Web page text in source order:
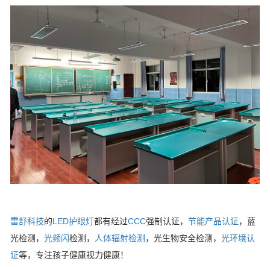
雷舒科技的LED护眼灯都有经过CCC强制认证， 节能产品认证，蓝
光检测， 光频闪检测， 人体辐射检测 ，光生物安全检测， 光环境认
证等，专注孩子健康视力健康！